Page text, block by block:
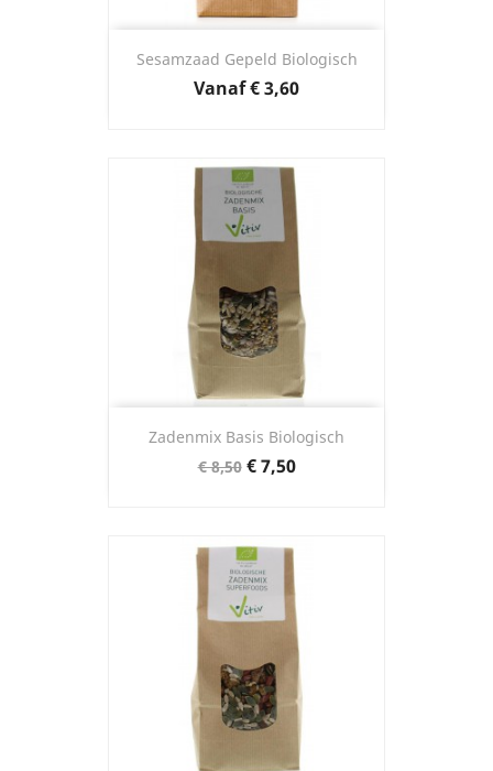
Sesamzaad Gepeld Biologisch
VanafPrijs
€ 3,60
Zadenmix Basis Biologisch
Normale
€ 8,50 Prijs
€ 7,50